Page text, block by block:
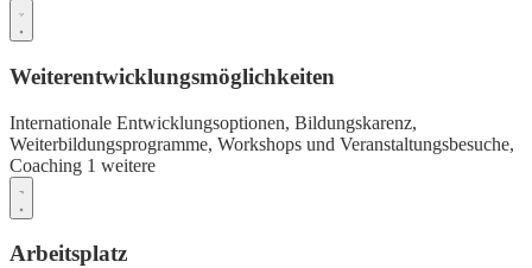
Weiterentwicklungsmöglichkeiten
Internationale Entwicklungsoptionen, Bildungskarenz,
Weiterbildungsprogramme, Workshops und Veranstaltungsbesuche,
Coaching 1 weitere
Arbeitsplatz